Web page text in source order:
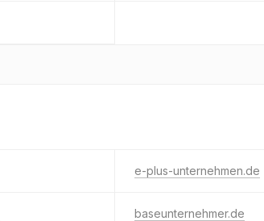
e-plus-unternehmen.de
baseunternehmer.de